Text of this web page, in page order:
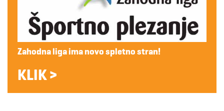
Zahodna liga ima novo spletno stran!
KLIK >